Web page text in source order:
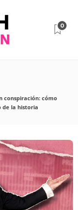
0
conspiración: cómo
de la historia